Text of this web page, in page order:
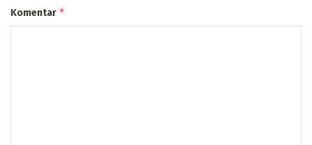
Komentar *